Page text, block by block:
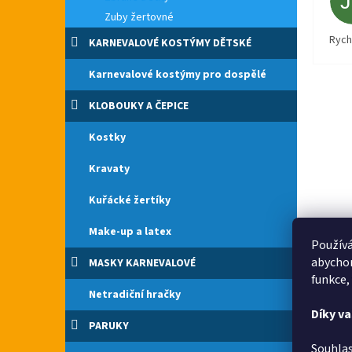
Díky
Zuby žertovné
KARNEVALOVÉ KOSTÝMY DĚTSKÉ
Karnevalové kostýmy pro dospělé
KLOBOUKY A ČEPICE
Kostky
Kravaty
Kuřácké žertíky
Make-up a latex
MASKY KARNEVALOVÉ
Netradiční hračky
PARUKY